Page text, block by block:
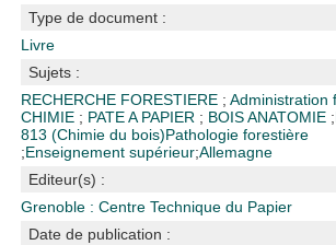
Type de document :
Livre
Sujets :
RECHERCHE FORESTIERE ;Administration
CHIMIE ; PATE A PAPIER ; BOIS ANATOMIE ;
813 (Chimie du bois)Pathologie forestière
;Enseignement supérieur;Allemagne
Editeur(s) :
Grenoble : Centre Technique du Papier
Date de publication :